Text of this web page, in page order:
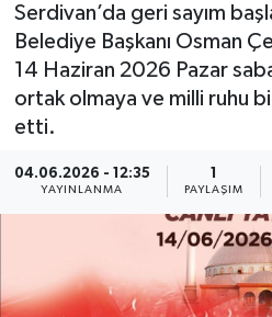
Serdivan’da geri sayım
Belediye Başkanı Osman
14 Haziran 2026 Pazar
ortak olmaya ve milli ruhu
etti.
04.06.2026 - 12:35
YAYINLANMA PAYLAŞIM